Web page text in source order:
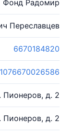
Фонд Радомир
Переславцев
6670184820
1076670026586
Пионеров, д. 2
Пионеров, д. 2